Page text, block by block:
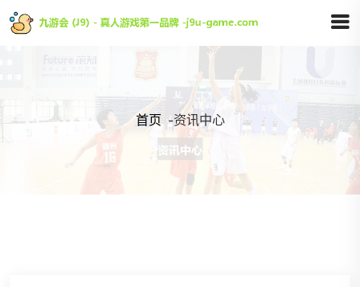
首页 -资讯中心